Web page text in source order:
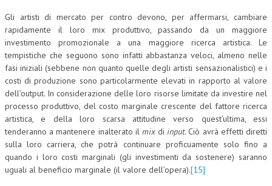
Gli artisti di mercato per contro devono, per affermarsi, cambiare
rapidamente il loro mix produttivo, passando da un maggiore
investimento promozionale a una maggiore ricerca artistica. Le
tempistiche che seguono sono infatti abbastanza veloci, almeno nelle
fasi iniziali (sebbene non quanto quelle degli artisti sensazionalistici) e i
costi di produzione sono particolarmente elevati in rapporto al valore
dell’output. In considerazione delle loro risorse limitate da investire nel
processo produttivo, del costo marginale crescente del fattore ricerca
artistica, e della loro scarsa attitudine verso quest’ultima, essi
tenderanno a mantenere inalterato il mixdiinput. Ciò avrà effetti diretti
sulla loro carriera, che potrà continuare proficuamente solo fino a
quando i loro costi marginali (gli investimenti da sostenere) saranno
uguali al beneficio marginale (il valore dell’opera).[15]